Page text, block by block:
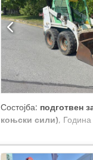
Состојба: подготвен
коњски сили),